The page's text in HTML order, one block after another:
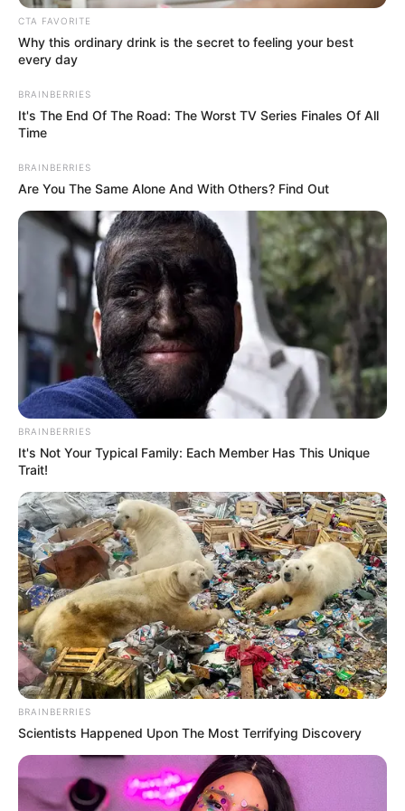
Vagón Regiotram de
occidente
Crédito: Camila Díaz - RCN
Radio
Vagón Regiotram de
occidente
Crédito: Camila Díaz - RCN
Radio
CTA FAVORITE
Why this ordinary drink is the secret to feeling your best
every day
BRAINBERRIES
It's The End Of The Road: The Worst TV Series Finales Of All
Time
BRAINBERRIES
Are You The Same Alone And With Others? Find Out
BRAINBERRIES
It's Not Your Typical Family: Each Member Has This Unique
Trait!
BRAINBERRIES
Scientists Happened Upon The Most Terrifying Discovery